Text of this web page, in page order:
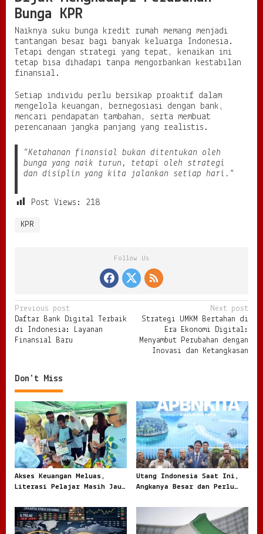
Bunga KPR
Naiknya suku bunga kredit rumah memang menjadi
tantangan besar bagi banyak keluarga Indonesia.
Tetapi dengan strategi yang tepat, kenaikan ini
tetap bisa dihadapi tanpa mengorbankan kestabilan
finansial.
Setiap individu perlu bersikap proaktif dalam
mengelola keuangan, bernegosiasi dengan bank,
mencari pendapatan tambahan, serta membuat
perencanaan jangka panjang yang realistis.
“Ketahanan finansial bukan ditentukan oleh
bunga yang naik turun, tetapi oleh strategi
dan disiplin yang kita jalankan setiap hari.”
Post Views: 218
KPR
Follow Us
P
o
s
n
a
v
i
g
a
t
i
o
n
Previous post
Daftar Bank Digital Terbaik
di Indonesia: Layanan
Finansial Baru
Next post
Strategi UMKM Bertahan di
Era Ekonomi Digital:
Menyambut Perubahan dengan
Inovasi dan Ketangkasan
Don't Miss
Akses Keuangan Meluas,
Literasi Pelajar Masih Jauh
Utang Indonesia Saat Ini,
Angkanya Besar dan Perlu